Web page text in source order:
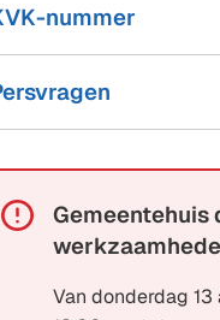
nummer
Alarm:
Gemeentehuis
Van donderdag